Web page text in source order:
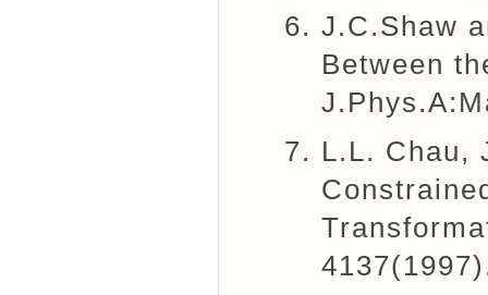
J.C.Shaw
Between
L.L. Chau,